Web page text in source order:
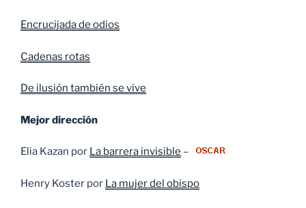
Encrucijada de odios
Cadenas rotas
De ilusión también se vive
Mejor dirección
Elia Kazan por La barrera invisible –
Henry Koster por La mujer del obispo